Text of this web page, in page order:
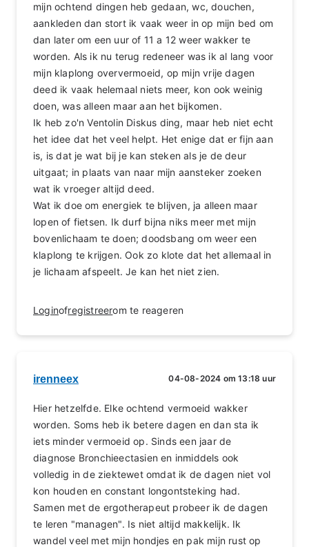
mijn ochtend dingen heb gedaan, wc, douchen,
aankleden dan stort ik vaak weer in op mijn bed om
dan later om een uur of 11 a 12 weer wakker te
worden. Als ik nu terug redeneer was ik al lang voor
mijn klaplong oververmoeid, op mijn vrije dagen
deed ik vaak helemaal niets meer, kon ook weinig
doen, was alleen maar aan het bijkomen.
Ik heb zo'n Ventolin Diskus ding, maar heb niet echt
het idee dat het veel helpt. Het enige dat er fijn aan
is, is dat je wat bij je kan steken als je de deur
uitgaat; in plaats van naar mijn aansteker zoeken
wat ik vroeger altijd deed.
Wat ik doe om energiek te blijven, ja alleen maar
lopen of fietsen. Ik durf bijna niks meer met mijn
bovenlichaam te doen; doodsbang om weer een
klaplong te krijgen. Ook zo klote dat het allemaal in
je lichaam afspeelt. Je kan het niet zien.
Loginofregistreerom te reageren
irenneex 04-08-2024 om 13:18 uur
Hier hetzelfde. Elke ochtend vermoeid wakker
worden. Soms heb ik betere dagen en dan sta ik
iets minder vermoeid op. Sinds een jaar de
diagnose Bronchieectasien en inmiddels ook
volledig in de ziektewet omdat ik de dagen niet vol
kon houden en constant longontsteking had.
Samen met de ergotherapeut probeer ik de dagen
te leren "managen". Is niet altijd makkelijk. Ik
wandel veel met mijn hondjes en pak mijn rust op